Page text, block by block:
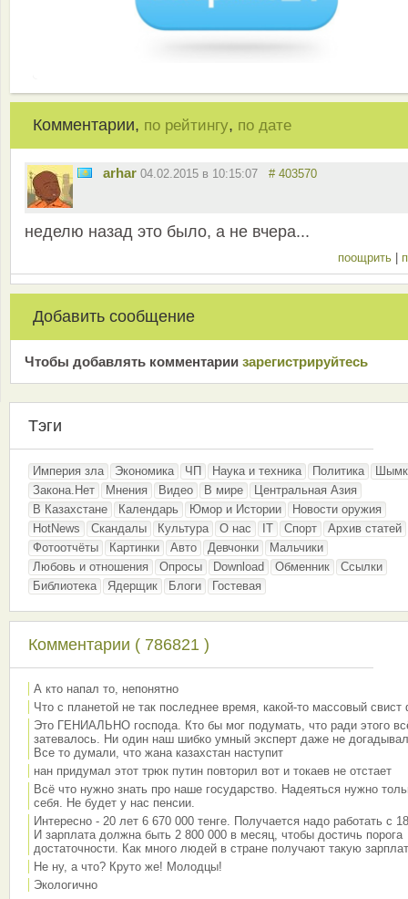
Комментарии, по рейтингу, по дате
arhar 04.02.2015 в 10:15:07 # 403570
неделю назад это было, а не вчера...
поощрить
Добавить сообщение
Чтобы добавлять комментарии зарeгиcтрирyйтeсь
Тэги
Империя зла Экономика ЧП Наука и техника Политика
Закона.Нет
Мнения Видео В мире
Центральная Азия
В Казахстане
Календарь Юмор и Истории
Новости оружия
HotNews
Скандалы Культура О нас IT Спорт
Архив статей
Фотоотчёты
Картинки Авто Девчонки
Мальчики
Любовь и отношения
Опросы Download Обменник
Ссылки
Библиотека
Ядерщик Блоги Гостевая
Комментарии ( 786821 )
А кто напал то, непонятно
Что с планетой не так последнее время, какой-то массовый свист
Это ГЕНИАЛЬНО господа. Кто бы мог подумать, что ради этого
затевалось. Ни один наш шибко умный эксперт даже не
Все то думали, что жана казахстан наступит
нан придумал этот трюк путин повторил вот и токаев не отстает
Всё что нужно знать про наше государство. Надеяться нужно
себя. Не будет у нас пенсии.
Интересно - 20 лет 6 670 000 тенге. Получается надо работать с
И зарплата должна быть 2 800 000 в месяц, чтобы достичь порога
достаточности. Как много людей в стране получают такую
Не ну, а что? Круто же! Молодцы!
Экологично